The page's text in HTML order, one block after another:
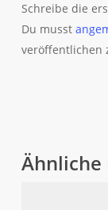
Schreibe die
Du musst
veröffentlichen
Ähnliche